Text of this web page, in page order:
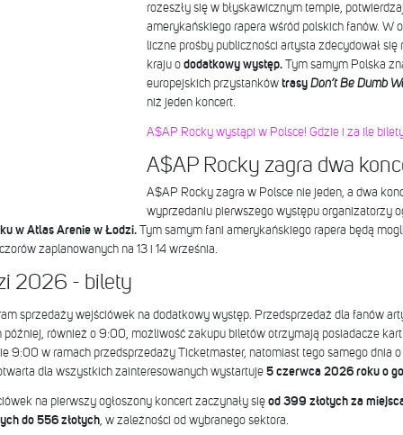
rozeszły się w błyskawicznym tempie,
amerykańskiego rapera wśród polskich fanów. W
liczne prośby publiczności artysta zdecydował
kraju o dodatkowy występ.Tym samym Polska
europejskich przystanków trasy Don’t Be Dumb
niż jeden koncert.
A$AP Rocky wystąpi w Polsce! Gdzie i za ile
A$AP Rocky zagra dwa
A$AP Rocky zagra w Polsce nie jeden, a dwa
wyprzedaniu pierwszego występu organizatorzy
w Atlas Arenie w Łodzi.Tym samym fani amerykańskiego rapera będą
zaplanowanych na 13 i 14 września.
2026 - bilety
sprzedaży wejściówek na dodatkowy występ. Przedsprzedaż dla fanów
również o 9:00, możliwość zakupu biletów otrzymają posiadacze
9:00 w ramach przedsprzedaży Ticketmaster, natomiast tego samego dnia
dla wszystkich zainteresowanych wystartuje5 czerwca 2026 roku o
na pierwszy ogłoszony koncert zaczynały się od 399 złotych za
do 556 złotych, w zależności od wybranego sektora.